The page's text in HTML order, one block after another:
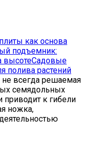
как основа
подъемник:
высотеСадовые
полива растений
не всегда решаемая
семядольных
приводит к гибели
ножка,